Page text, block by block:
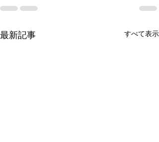
最新記事 すべて表示